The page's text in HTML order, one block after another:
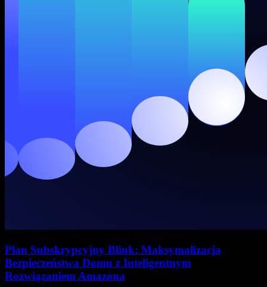
Plan Subskrypcyjny Blink: Maksymalizacja
Bezpieczeństwa Domu z Inteligentnym
Rozwiązaniem Amazona